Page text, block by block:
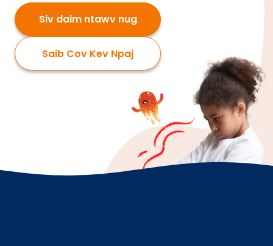
Siv daim ntawv nug
Saib Cov Kev Npaj